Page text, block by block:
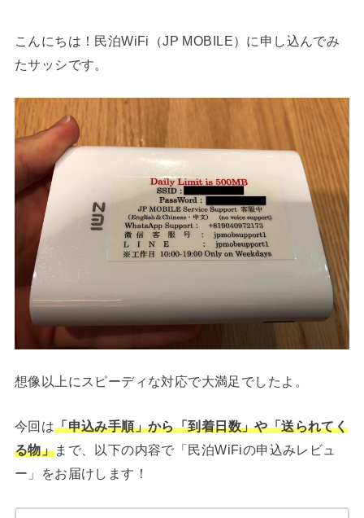
こんにちは！民泊WiFi（JP MOBILE）に申し込んでみ
たサッシです。
想像以上にスピーディな対応で大満足でしたよ。
今回は「申込み手順」から「到着日数」や「送られてく
る物」まで、以下の内容で「民泊WiFiの申込みレビュ
ー」をお届けします！